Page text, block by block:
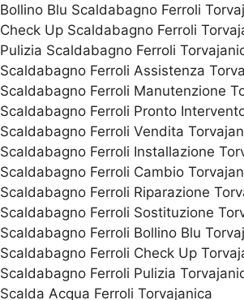
Bollino Blu Scaldabagno Ferroli
Check Up Scaldabagno Ferroli
Pulizia Scaldabagno Ferroli
Scaldabagno Ferroli Assistenza
Scaldabagno Ferroli Manutenzione
Scaldabagno Ferroli Pronto
Scaldabagno Ferroli Vendita
Scaldabagno Ferroli Installazione
Scaldabagno Ferroli Cambio
Scaldabagno Ferroli Riparazione
Scaldabagno Ferroli Sostituzione
Scaldabagno Ferroli Bollino Blu
Scaldabagno Ferroli Check Up
Scaldabagno Ferroli Pulizia
Scalda Acqua Ferroli Torvajanica